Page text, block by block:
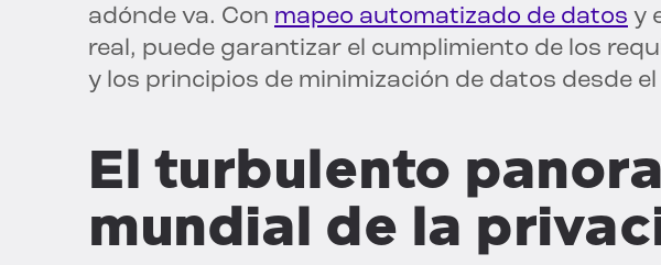
adónde va. Con mapeo automatizado de datos y
real, puede garantizar el cumplimiento de los
y los principios de minimización de datos desde
El turbulento
mundial de la